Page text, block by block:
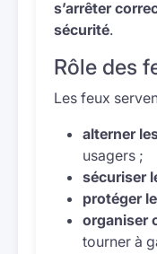
s’arrêter
sécurité.
Rôle des
Les feux
alterner
usagers ;
sécuriser
protéger
organiser
tourner à